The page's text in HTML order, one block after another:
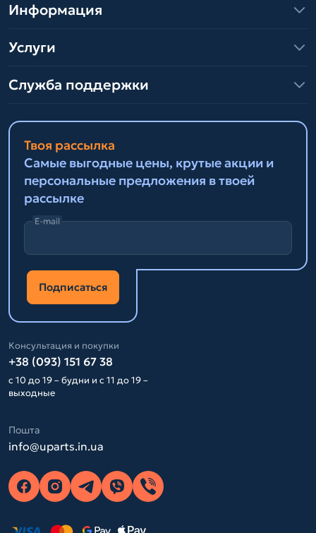
Информация
Услуги
Служба поддержки
Твоя рассылка
Самые выгодные цены, крутые акции и
персональные предложения в твоей
рассылке
E-mail
Подписаться
Консультация и покупки
+38 (093) 151 67 38
с 10 до 19 – будни и с 11 до 19 –
выходные
Пошта
info@uparts.in.ua